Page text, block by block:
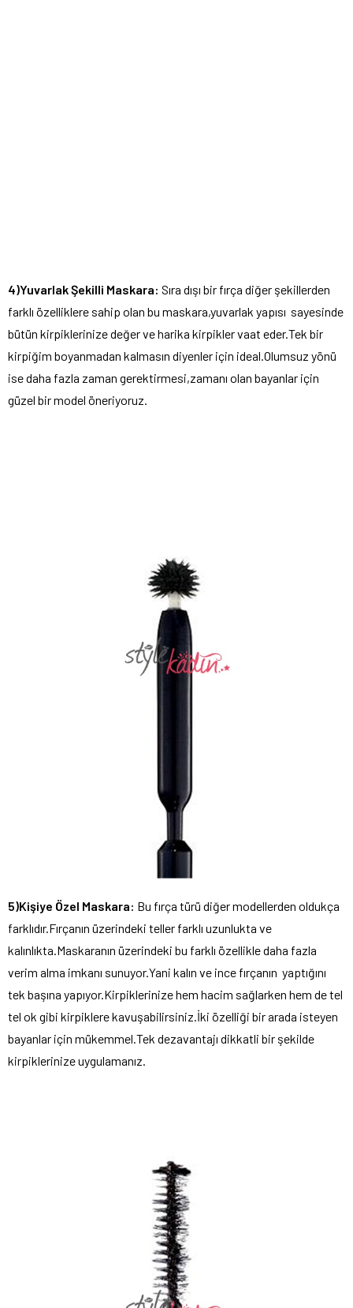
4)Yuvarlak Şekilli Maskara: Sıra dışı bir fırça diğer şekillerden
farklı özelliklere sahip olan bu maskara,yuvarlak yapısı sayesinde
bütün kirpiklerinize değer ve harika kirpikler vaat eder.Tek bir
kirpiğim boyanmadan kalmasın diyenler için ideal.Olumsuz yönü
ise daha fazla zaman gerektirmesi,zamanı olan bayanlar için
güzel bir model öneriyoruz.
5)Kişiye Özel Maskara: Bu fırça türü diğer modellerden oldukça
farklıdır.Fırçanın üzerindeki teller farklı uzunlukta ve
kalınlıkta.Maskaranın üzerindeki bu farklı özellikle daha fazla
verim alma imkanı sunuyor.Yani kalın ve ince fırçanın yaptığını
tek başına yapıyor.Kirpiklerinize hem hacim sağlarken hem de tel
tel ok gibi kirpiklere kavuşabilirsiniz.İki özelliği bir arada isteyen
bayanlar için mükemmel.Tek dezavantajı dikkatli bir şekilde
kirpiklerinize uygulamanız.